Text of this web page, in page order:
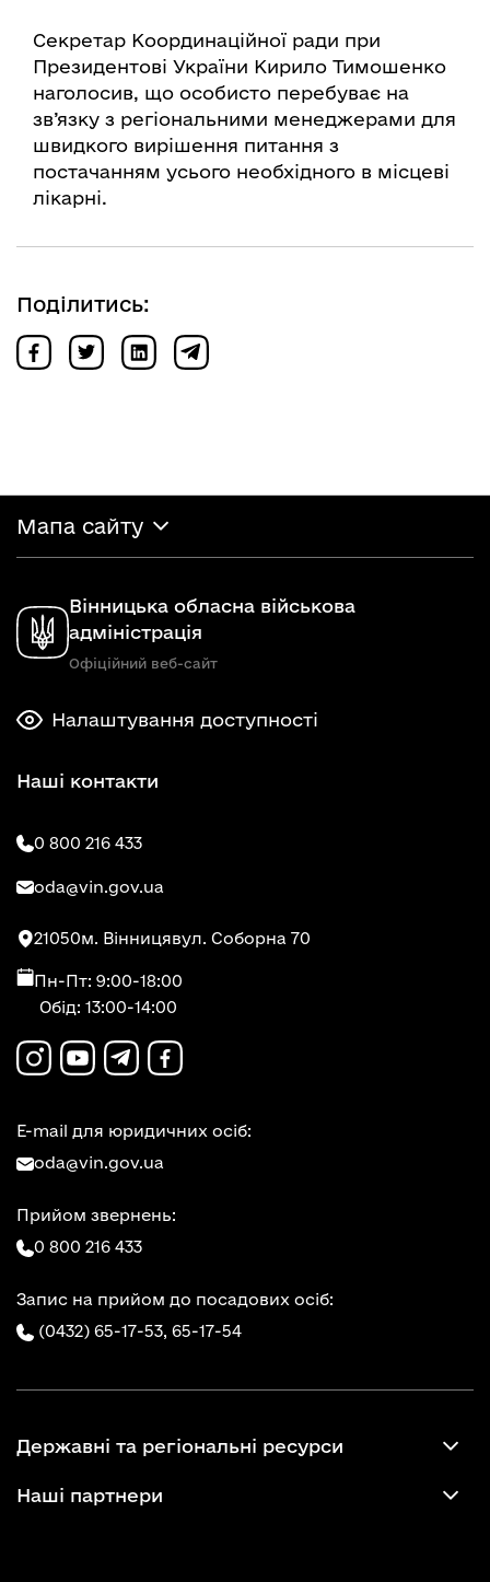
Секретар Координаційної ради при
Президентові України Кирило Тимошенко
наголосив, що особисто перебуває на
зв’язку з регіональними менеджерами для
швидкого вирішення питання з
постачанням усього необхідного в місцеві
лікарні.
Поділитись:
Мапа сайту
Вінницька обласна військова
адміністрація
Офіційний веб-сайт
Налаштування доступності
Наші контакти
0 800 216 433
oda@vin.gov.ua
21050м. Вінницявул. Соборна 70
Пн-Пт: 9:00-18:00
Обід: 13:00-14:00
E-mail для юридичних осіб:
oda@vin.gov.ua
Прийом звернень:
0 800 216 433
Запис на прийом до посадових осіб:
(0432) 65-17-53, 65-17-54
Державні та регіональні ресурси
Наші партнери